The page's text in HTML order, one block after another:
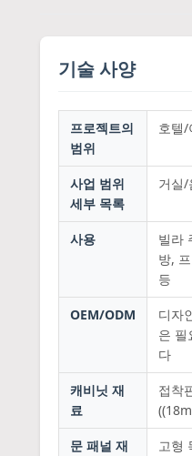
기술 사양
프로젝트의
범위
호텔/
사업 범위
세부 목록
거실
사용
빌라
방,
등
OEM/ODM
디자
은 필
다
캐비닛 재
료
접착
문 패널 재
고형